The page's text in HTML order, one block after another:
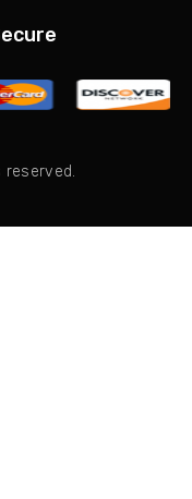
reserved.